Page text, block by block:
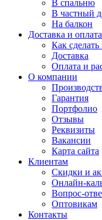
В спальню
В частный
На балкон
Доставка и оплата
Как сделать
Доставка
Оплата и
О компании
Гарантия
Портфолио
Отзывы
Реквизиты
Вакансии
Карта сайта
Клиентам
Скидки и
Онлайн-
Вопрос-
Оптовикам
Контакты